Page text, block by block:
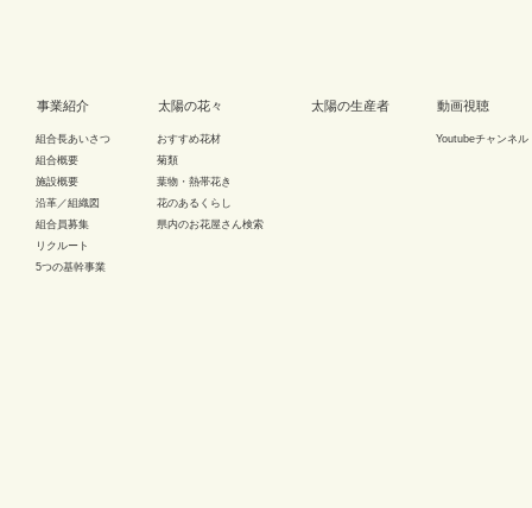
事業紹介
組合長あいさつ
組合概要
施設概要
沿革／組織図
組合員募集
リクルート
5つの基幹事業
太陽の花々
おすすめ花材
菊類
葉物・熱帯花き
花のあるくらし
県内のお花屋さん検索
太陽の生産者 動画視聴
Youtubeチャンネル